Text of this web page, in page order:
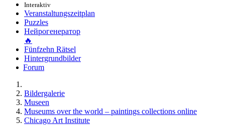
Interaktiv
Veranstaltungszeitplan
Puzzles
Нейрогенератор
🔥
Fünfzehn Rätsel
Hintergrundbilder
Forum
Bildergalerie
Museen
Museums over the world – paintings collections online
Chicago Art Institute